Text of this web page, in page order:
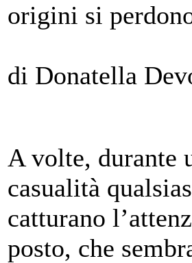
origini si
di Donatella
A volte, durante
casualità
catturano
posto, che